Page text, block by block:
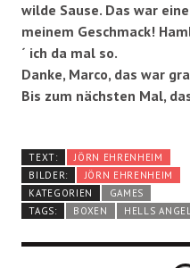
wilde Sause. Das war
meinem Geschmack!
´ ich da mal so.
Danke, Marco, das war
Bis zum nächsten Mal,
TEXT:
JÖRN EHRENHEIM
BILDER:
JÖRN EHRENHEIM
KATEGORIEN
GAMES
TAGS:
BOXEN HELLS